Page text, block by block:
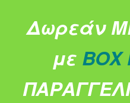
Δωρεάν
με BOX